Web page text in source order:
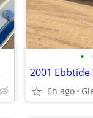
•
2001
6h ago